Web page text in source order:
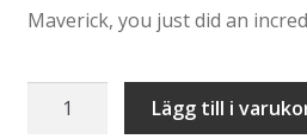
Maverick, you just did an
Tygväska:
Delvis
Lägg till i